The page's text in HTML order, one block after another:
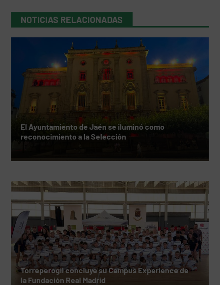
NOTICIAS RELACIONADAS
El Ayuntamiento de Jaén se iluminó como
reconocimiento a la Selección
Torreperogil concluye su Campus Experience de
la Fundación Real Madrid